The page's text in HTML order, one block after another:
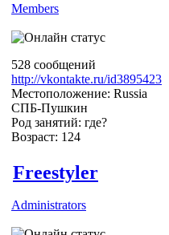
Members
528 сообщений
http://vkontakte.ru/id3895423
Местоположение: Russia
СПБ-Пушкин
Род занятий: где?
Возраст: 124
Freestyler
Administrators